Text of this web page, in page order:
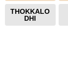
THOKKALO
DHI